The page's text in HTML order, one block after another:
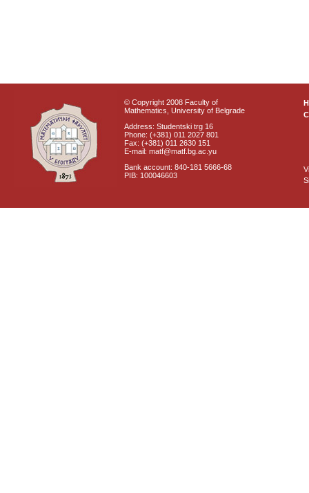
© Copyright 2008 Faculty of
Mathematics, University of Belgrade
Address: Studentski trg 16
Phone: (+381) 011 2027 801
Fax: (+381) 011 2630 151
E-mail: matf@matf.bg.ac.yu
Bank account: 840-181 5666-68
PIB: 100046603